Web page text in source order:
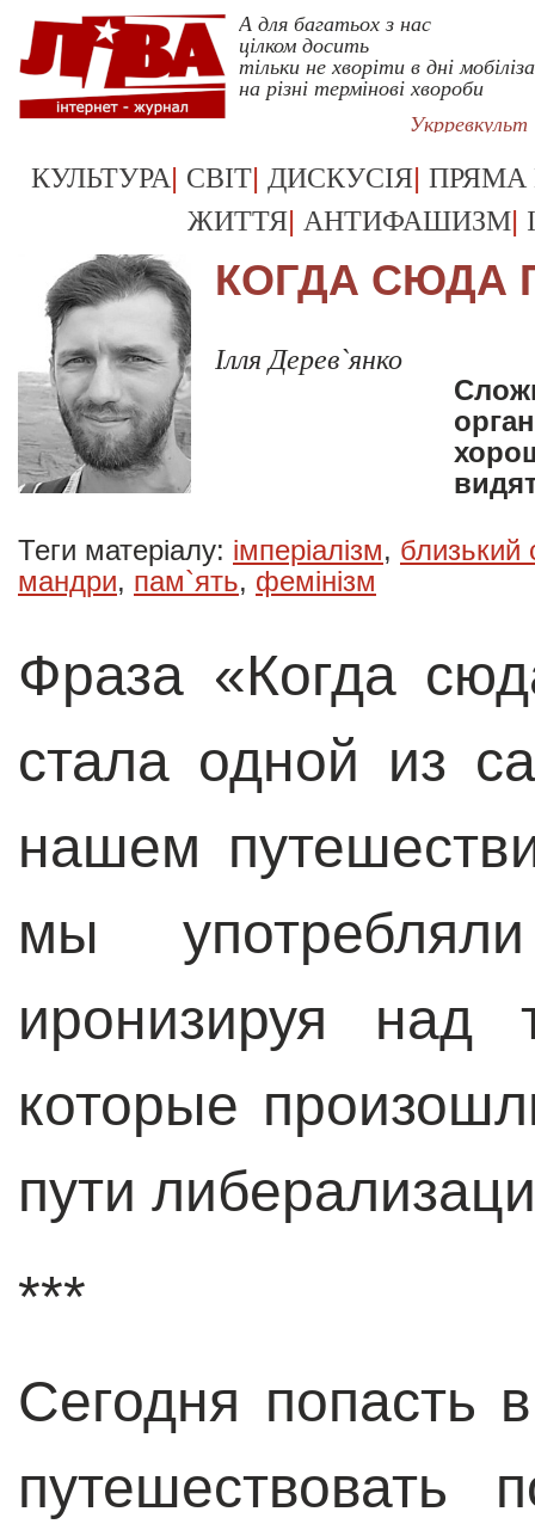
А для багатьох з нас
цілком досить
тільки не хворіти в дні
на різні термінові хвороби
КУЛЬТУРА| СВІТ| ДИСКУСІЯ| ПРЯМА
ЖИТТЯ| АНТИФАШИЗМ|
КОГДА СЮДА
Ілля Дерев`янко
Теги матеріалу: імперіалізм, близький
мандри, пам`ять, фемінізм
Фраза «Когда
стала одной из
нашем
мы
иронизируя над
которые
пути
***
Сегодня попасть
путешествовать